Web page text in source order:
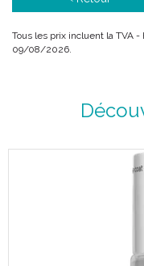
chimiothérapies ou les
limiter l’impact de ces
Tous les prix incluent la TVA
09/08/2026.